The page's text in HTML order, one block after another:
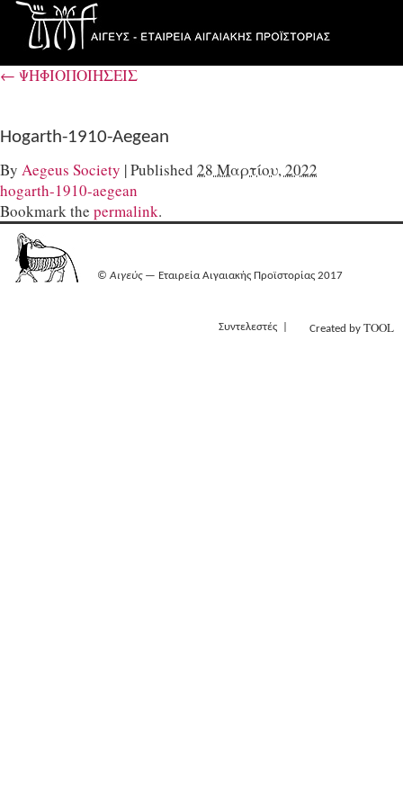
← ΨΗΦΙΟΠΟΙΗΣΕΙΣ
Hogarth-1910-Aegean
By Aegeus Society |Published 28 Μαρτίου, 2022
hogarth-1910-aegean
Bookmark the permalink.
©Αιγεύς— Εταιρεία Αιγαιακής Προϊστορίας 2017
Συντελεστές Created by TOOL